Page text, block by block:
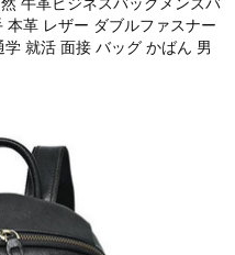
本革 レザー ダブルファスナー
就活 面接 バッグ かばん 男